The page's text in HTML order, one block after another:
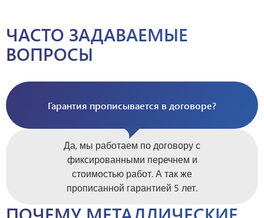
ЧАСТО ЗАДАВАЕМЫЕ
ВОПРОСЫ
Гарантия прописывается в договоре?
Да, мы работаем по договору с
фиксированными перечнем и
стоимостью работ. А так же
прописанной гарантией 5 лет.